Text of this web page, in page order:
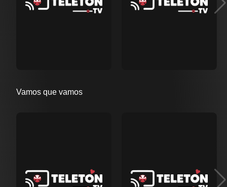
Vamos que vamos